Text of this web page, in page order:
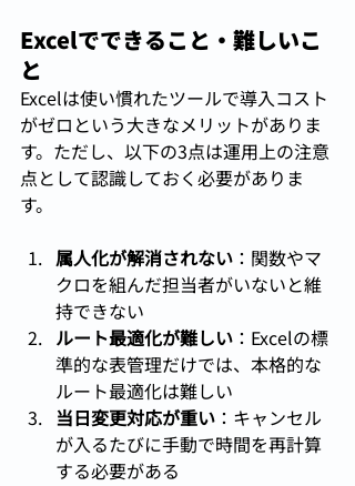
Excelでできること・難しいこ
と
Excelは使い慣れたツールで導入コスト
がゼロという大きなメリットがありま
す。ただし、以下の3点は運用上の注意
点として認識しておく必要がありま
す。
属人化が解消されない ：関数やマ
クロを組んだ担当者がいないと維
持できない
ルート最適化が難しい ：Excelの標
準的な表管理だけでは、本格的な
ルート最適化は難しい
当日変更対応が重い ：キャンセル
が入るたびに手動で時間を再計算
する必要がある